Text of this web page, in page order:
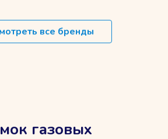
все бренды
газовых